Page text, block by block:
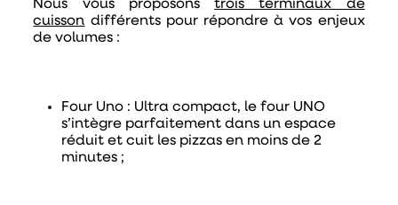
Nous vous proposonstrois terminaux de
cuisson différents pour répondre à vos enjeux
de volumes :
Four Uno : Ultra compact, le four UNO
s’intègre parfaitement dans un espace
réduit et cuit les pizzas en moins de 2
minutes ;